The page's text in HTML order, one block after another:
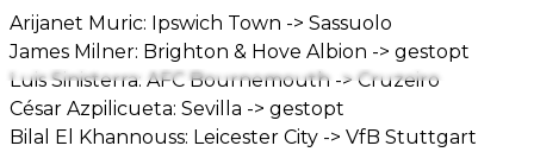
Arijanet Muric: Ipswich Town -> Sassuolo
James Milner: Brighton & Hove Albion -> gestopt
Luis Sinisterra: AFC Bournemouth -> Cruzeiro
César Azpilicueta: Sevilla -> gestopt
Bilal El Khannouss: Leicester City -> VfB Stuttgart